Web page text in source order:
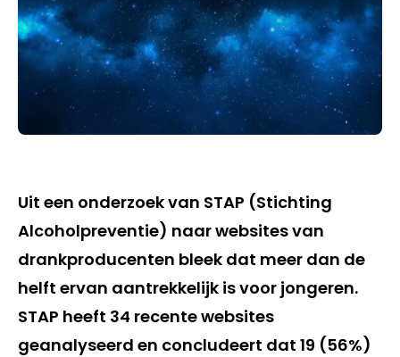
Uit een onderzoek van STAP (Stichting
Alcoholpreventie) naar websites van
drankproducenten bleek dat meer dan de
helft ervan aantrekkelijk is voor jongeren.
STAP heeft 34 recente websites
geanalyseerd en concludeert dat 19 (56%)